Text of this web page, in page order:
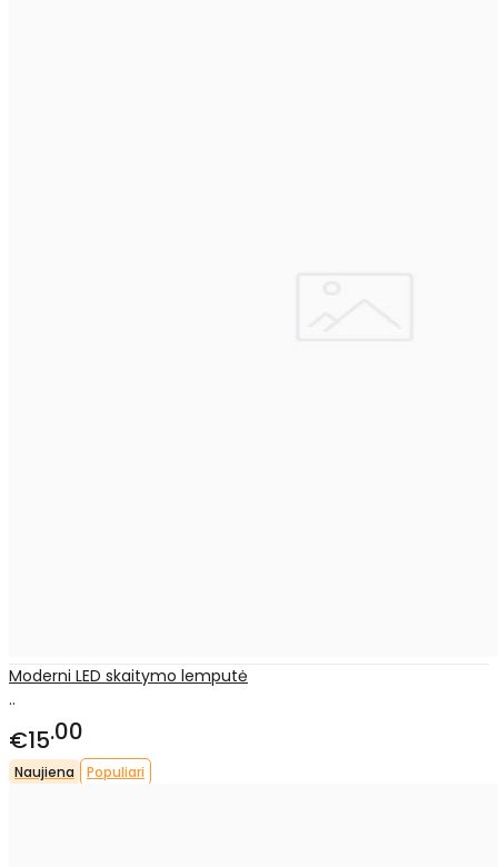
Moderni LED skaitymo lemputė
..
€15 00
Naujiena Populiari